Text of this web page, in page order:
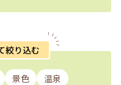
絞り込む
景色
温泉